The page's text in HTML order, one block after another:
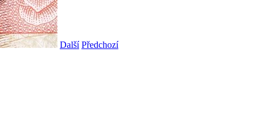
Další Předchozí